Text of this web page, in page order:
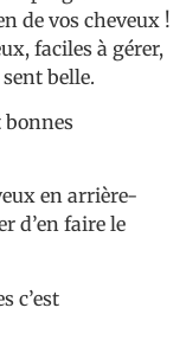
de vos cheveux !
faciles à gérer,
belle.
bonnes
en arrière-
d’en faire le
c’est